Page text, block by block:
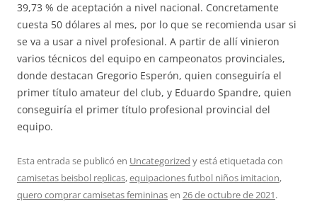
39,73 % de aceptación a nivel nacional. Concretamente
cuesta 50 dólares al mes, por lo que se recomienda usar si
se va a usar a nivel profesional. A partir de allí vinieron
varios técnicos del equipo en campeonatos provinciales,
donde destacan Gregorio Esperón, quien conseguiría el
primer título amateur del club, y Eduardo Spandre, quien
conseguiría el primer título profesional provincial del
equipo.
Esta entrada se publicó en Uncategorized y está etiquetada con
camisetas beisbol replicas,equipaciones futbol niños imitacion,
quero comprar camisetas femininasen 26 de octubre de 2021.